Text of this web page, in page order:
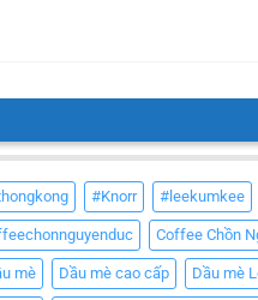
#Knorr #leekumkee
Coffee Chồn
mè Dầu mè cao cấp Dầu mè